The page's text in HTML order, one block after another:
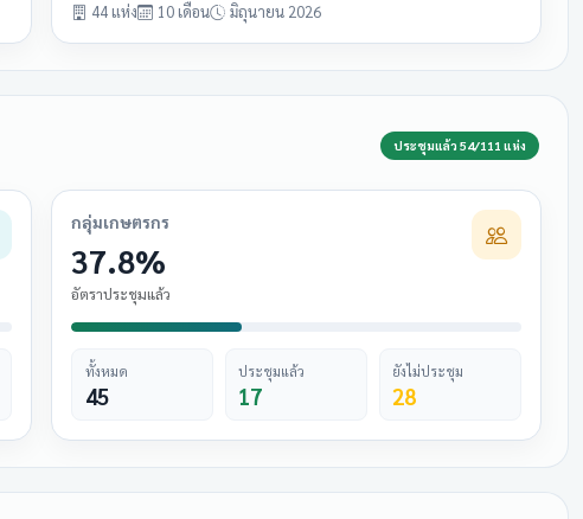
44 แห่ง 10 เดือน มิถุนายน 2026
ประชุมแล้ว 54/111 แห่ง
กลุ่มเกษตรกร
37.8%
อัตราประชุมแล้ว
ทั้งหมด
45
ประชุมแล้ว
17
ยังไม่ประชุม
28